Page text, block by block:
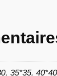
35*35,